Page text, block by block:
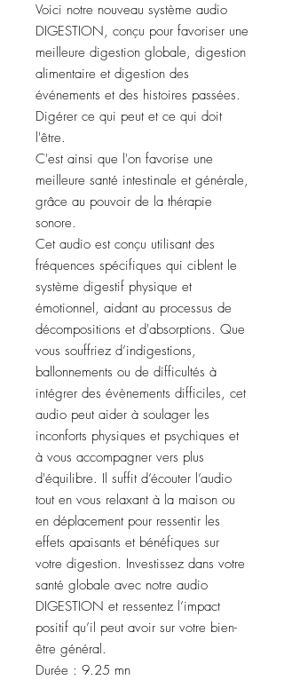
Voici notre nouveau système audio
DIGESTION, conçu pour favoriser une
meilleure digestion globale, digestion
alimentaire et digestion des
événements et des histoires passées.
Digérer ce qui peut et ce qui doit
l'être.
C'est ainsi que l'on favorise une
meilleure santé intestinale et générale,
grâce au pouvoir de la thérapie
sonore.
Cet audio est conçu utilisant des
fréquences spécifiques qui ciblent le
système digestif physique et
émotionnel, aidant au processus de
décompositions et d'absorptions. Que
vous souffriez d’indigestions,
ballonnements ou de difficultés à
intégrer des évènements difficiles, cet
audio peut aider à soulager les
inconforts physiques et psychiques et
à vous accompagner vers plus
d'équilibre. Il suffit d’écouter l’audio
tout en vous relaxant à la maison ou
en déplacement pour ressentir les
effets apaisants et bénéfiques sur
votre digestion. Investissez dans votre
santé globale avec notre audio
DIGESTION et ressentez l’impact
positif qu’il peut avoir sur votre bien-
être général.
Durée : 9.25 mn